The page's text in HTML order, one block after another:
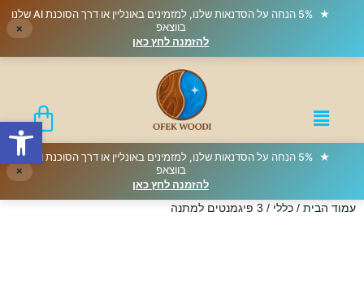
★
5% הנחה על הסדנאות שלנו, למזמינים באונליין או דרך הסוכנת AI שלנו
בווצאפ
להזמנה לחץ כאן
×
★
5% הנחה על הסדנאות שלנו, למזמינים באונליין או דרך הסוכנת AI שלנו
בווצאפ
להזמנה לחץ כאן
×
עמוד הבית / כללי / 3 פיגמנטים למתנה
פתח